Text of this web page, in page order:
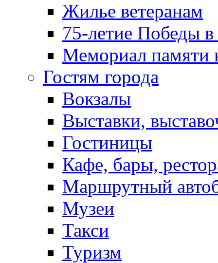
Жилье ветеранам
75-летие Победы
Мемориал памяти
Гостям города
Вокзалы
Выставки,
Гостиницы
Кафе, бары,
Маршрутный
Музеи
Такси
Туризм